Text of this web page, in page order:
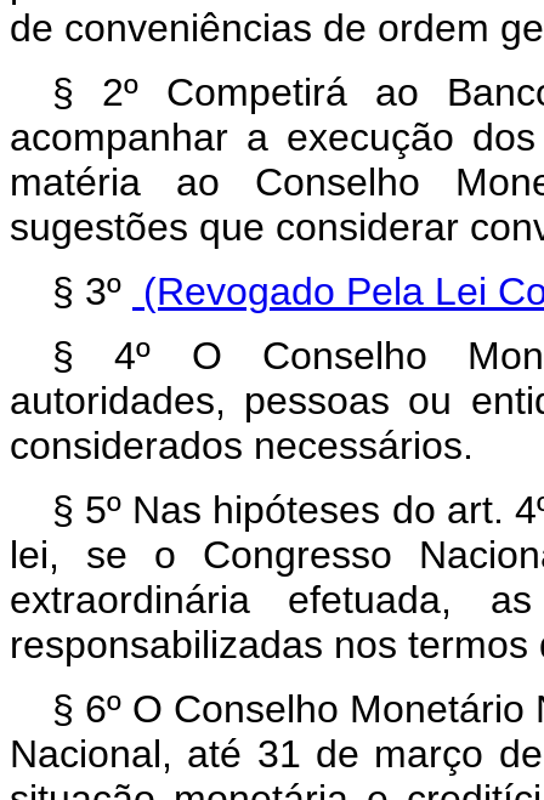
de conveniências de ordem
§ 2º Competirá ao
acompanhar a execução
matéria ao Conselho
sugestões que considerar
§ 3º (Revogado Pela Lei
§ 4º O Conselho
autoridades, pessoas ou
considerados necessários.
§ 5º Nas hipóteses do art.
lei, se o Congresso
extraordinária efetuada,
responsabilizadas nos
§ 6º O Conselho
Nacional, até 31 de março